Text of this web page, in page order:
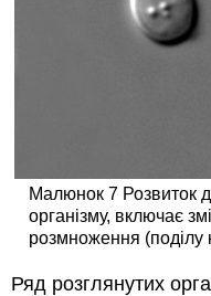
Малюнок 7 Розвиток
організму, включає
розмноження (поділу
Ряд розглянутих